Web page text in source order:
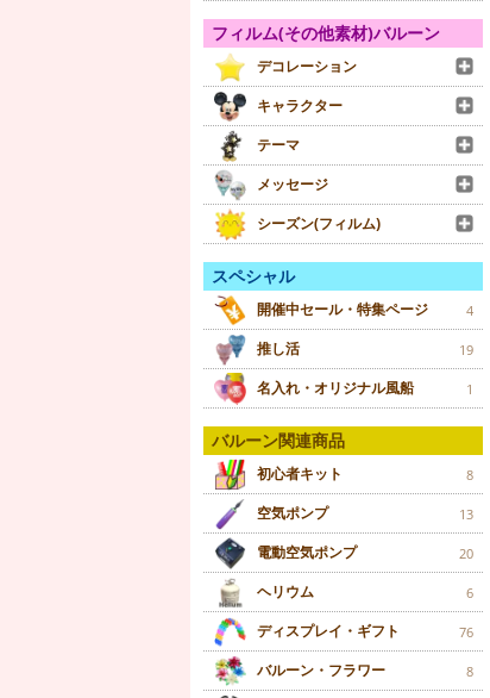
フィルム(その他素材)バルーン
デコレーション
キャラクター
テーマ
メッセージ
シーズン(フィルム)
スペシャル
開催中セール・特集ページ 4
推し活 19
名入れ・オリジナル風船 1
バルーン関連商品
初心者キット 8
空気ポンプ 13
電動空気ポンプ 20
ヘリウム 6
ディスプレイ・ギフト 76
バルーン・フラワー 8